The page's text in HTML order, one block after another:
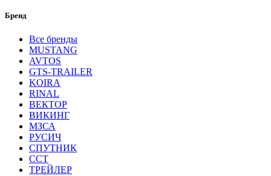
Бренд
Все бренды
MUSTANG
AVTOS
GTS-TRAILER
KOIRA
RINAL
ВЕКТОР
ВИКИНГ
МЗСА
РУСИЧ
СПУТНИК
ССТ
ТРЕЙЛЕР